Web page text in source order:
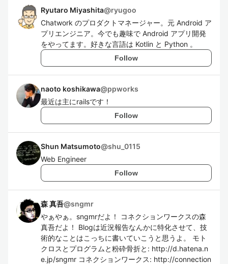
Ryutaro Miyashita@ryugoo
Chatwork のプロダクトマネージャー。元 Android ア
プリエンジニア。今でも趣味で Android アプリ開発
をやってます。好きな言語は Kotlin と Python 。
Follow
naoto koshikawa@ppworks
最近は主にrailsです！
Follow
Shun Matsumoto@shu_0115
Web Engineer
Follow
森 真吾@sngmr
やぁやぁ。sngmrだよ！ コネクションワークスの森
真吾だよ！ Blogは近況報告なんかに特化させて、技
術的なことはこっちに書いていこうと思うよ。 モト
クロスとプログラムと粉砕骨折と: http://d.hatena.n
e.jp/sngmr コネクションワークス: http://connection